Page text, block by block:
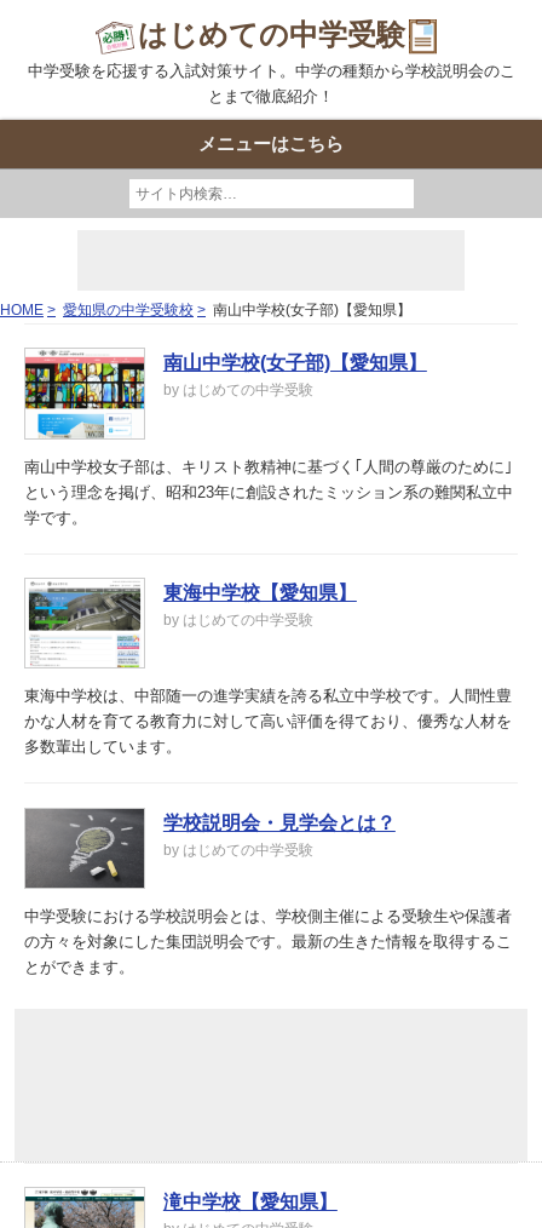
はじめての中学受験
中学受験を応援する入試対策サイト。中学の種類から学校説明会のこ
とまで徹底紹介！
メニューはこちら
HOME 愛知県の中学受験校 南山中学校(女子部)【愛知県】
南山中学校(女子部)【愛知県】
by はじめての中学受験
南山中学校女子部は、キリスト教精神に基づく｢人間の尊厳のために｣
という理念を掲げ、昭和23年に創設されたミッション系の難関私立中
学です。
東海中学校【愛知県】
by はじめての中学受験
東海中学校は、中部随一の進学実績を誇る私立中学校です。人間性豊
かな人材を育てる教育力に対して高い評価を得ており、優秀な人材を
多数輩出しています。
学校説明会・見学会とは？
by はじめての中学受験
中学受験における学校説明会とは、学校側主催による受験生や保護者
の方々を対象にした集団説明会です。最新の生きた情報を取得するこ
とができます。
滝中学校【愛知県】